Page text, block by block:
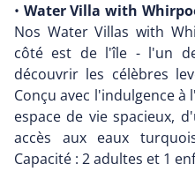
• Water Villa with
Nos Water Villas with
côté est de l'île - l'un
découvrir les célèbres
Conçu avec l'indulgence
espace de vie spacieux,
accès aux eaux
Capacité : 2 adultes et 1